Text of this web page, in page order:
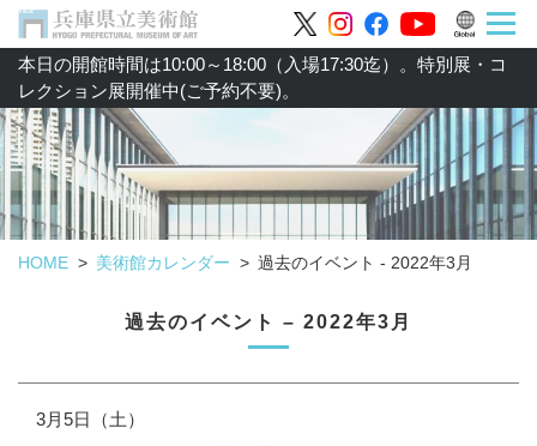
本日の開館時間は10:00～18:00（入場17:30迄）。特別展・コ
レクション展開催中(ご予約不要)。
HOME 美術館カレンダー 過去のイベント - 2022年3月
過去のイベント – 2022年3月
3月5日（土）